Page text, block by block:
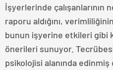
İşyerlerinde çalışanlarının
raporu aldığını,
bunun işyerine etkileri gibi
önerileri sunuyor.
psikolojisi alanında